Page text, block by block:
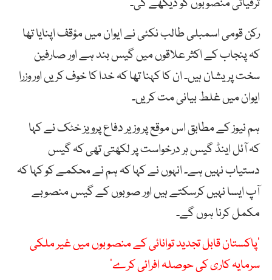
رکن قومی اسمبلی طالب نکئی نے ایوان میں مؤقف اپنایا تھا
کہ پنجاب کے اکثر علاقوں میں گیس بند ہے اور صارفین
سخت پریشان ہیں۔ ان کا کہنا تھا کہ خدا کا خوف کریں اور وزرا
ایوان میں غلط بیانی مت کریں۔
ہم نیوز کے مطابق اس موقع پر وزیر دفاع پرویز خٹک نے کہا
کہ آئل اینڈ گیس ہر درخواست پر لکھتی تھی کہ گیس
دستیاب نہیں ہے۔ انہوں نے کہا کہ ہم نے محکمے کو کہا کہ
آپ ایسا نہیں کرسکتے ہیں اور صوبوں کے گیس منصوبے
مکمل کرنا ہوں گے۔
‘پاکستان قابل تجدید توانائی کے منصوبوں میں غیر ملکی
سرمایہ کاری کی حوصلہ افرائی کرے’